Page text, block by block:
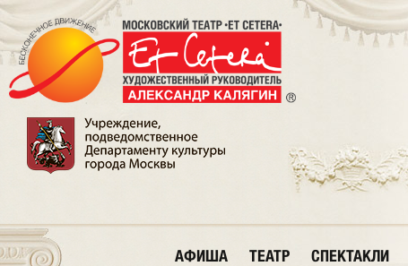
АФИША ТЕАТР СПЕКТАКЛИ